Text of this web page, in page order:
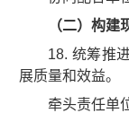
（二）构建
18. 统筹推
展质量和效益。
牵头责任单